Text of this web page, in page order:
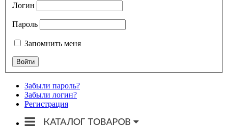
Логин
Пароль
Запомнить меня
Забыли пароль?
Забыли логин?
Регистрация